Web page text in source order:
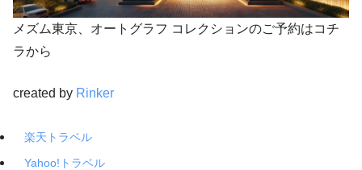
メズム東京、オートグラフ コレクションのご予約はコチ
ラから
created by Rinker
楽天トラベル
Yahoo!トラベル